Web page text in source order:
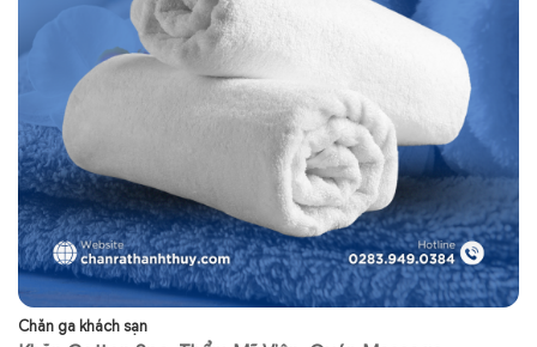
Chăn ga khách sạn